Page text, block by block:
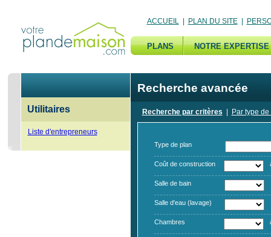
ACCUEIL PLAN DU SITE
PLANS NOTRE EXPERTISE
Utilitaires
Liste d'entrepreneurs
Recherche avancée
Recherche par critères Par type
Type de plan
Coût de construction
Salle de bain
Salle d'eau (lavage)
Chambres